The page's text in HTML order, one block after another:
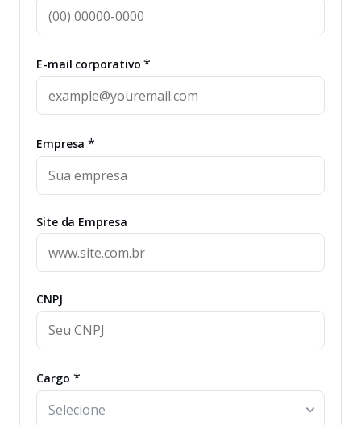
E-mail corporativo*
Empresa*
Site da Empresa
CNPJ
Cargo *